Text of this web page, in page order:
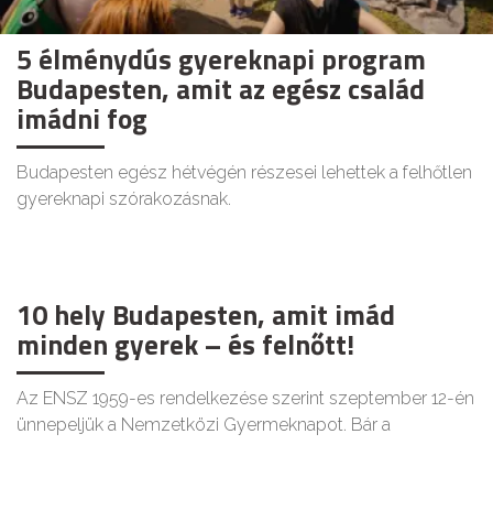
5 élménydús gyereknapi program
Budapesten, amit az egész család
imádni fog
Budapesten egész hétvégén részesei lehettek a felhőtlen
gyereknapi szórakozásnak.
10 hely Budapesten, amit imád
minden gyerek – és felnőtt!
Az ENSZ 1959-es rendelkezése szerint szeptember 12-én
ünnepeljük a Nemzetközi Gyermeknapot. Bár a